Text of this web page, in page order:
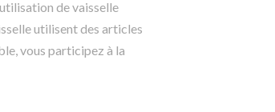
de vaisselle
utilisent des articles
vous participez à la